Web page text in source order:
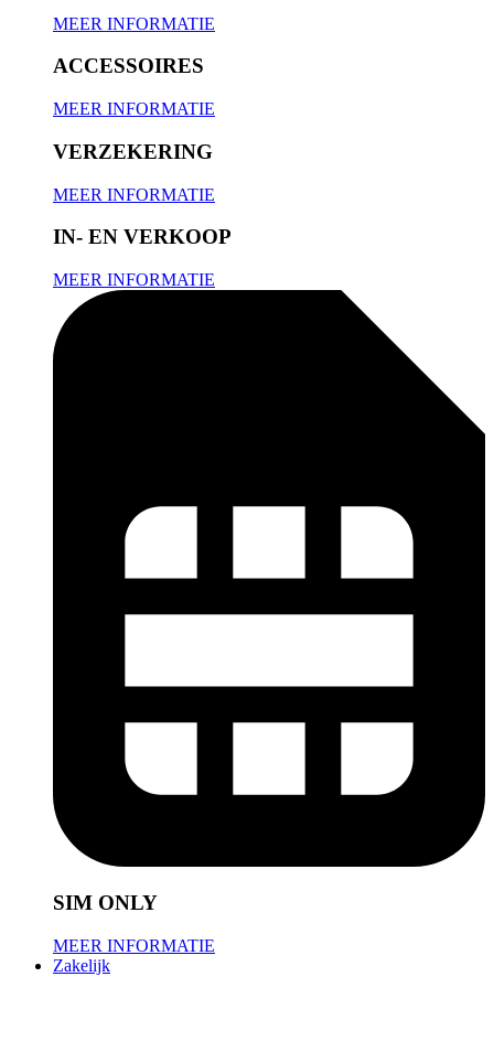
MEER INFORMATIE
ACCESSOIRES
MEER INFORMATIE
VERZEKERING
MEER INFORMATIE
IN- EN VERKOOP
MEER INFORMATIE
SIM ONLY
MEER INFORMATIE
Zakelijk